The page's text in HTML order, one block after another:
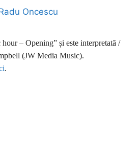
Oncescu
hour – Opening” și este interpretată /
(JW Media Music).
.